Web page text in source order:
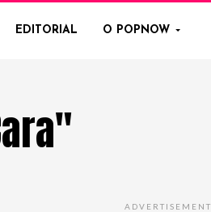
EDITORIAL O POPNOW
ADVERTISEMENT